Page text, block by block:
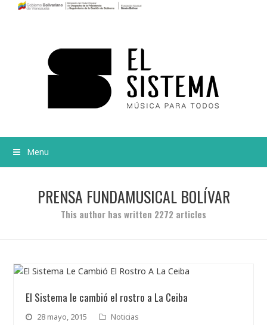
Menu
PRENSA FUNDAMUSICAL BOLÍVAR
This author has written 2272 articles
El Sistema le cambió el rostro a La Ceiba
28 mayo, 2015 Noticias